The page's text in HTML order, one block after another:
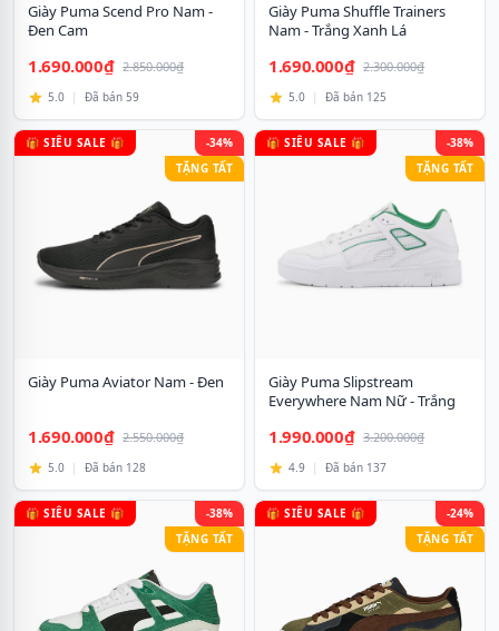
Giày Puma Scend Pro Nam -
Đen Cam
1.690.000₫ 2.850.000₫
5.0 | Đã bán 59
Giày Puma Shuffle Trainers
Nam - Trắng Xanh Lá
1.690.000₫ 2.300.000₫
5.0 | Đã bán 125
🎁 SIÊU SALE 🎁
-34%
TẶNG TẤT
Giày Puma Aviator Nam - Đen
1.690.000₫ 2.550.000₫
5.0 | Đã bán 128
🎁 SIÊU SALE 🎁
-38%
TẶNG TẤT
Giày Puma Slipstream
Everywhere Nam Nữ - Trắng
1.990.000₫ 3.200.000₫
4.9 | Đã bán 137
🎁 SIÊU SALE 🎁
-38%
TẶNG TẤT
🎁 SIÊU SALE 🎁
-24%
TẶNG TẤT